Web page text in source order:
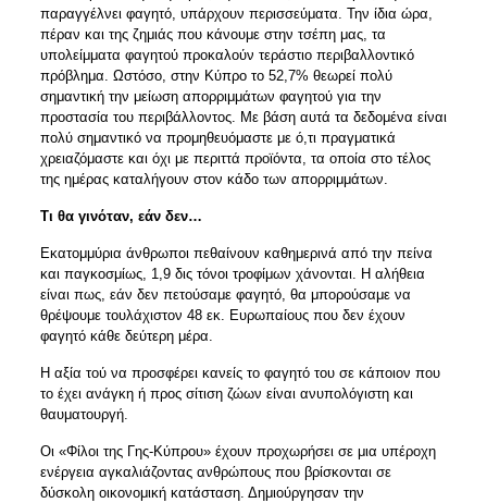
παραγγέλνει φαγητό, υπάρχουν περισσεύματα. Την ίδια ώρα,
πέραν και της ζημιάς που κάνουμε στην τσέπη μας, τα
υπολείμματα φαγητού προκαλούν τεράστιο περιβαλλοντικό
πρόβλημα. Ωστόσο, στην Κύπρο το 52,7% θεωρεί πολύ
σημαντική την μείωση απορριμμάτων φαγητού για την
προστασία του περιβάλλοντος. Με βάση αυτά τα δεδομένα είναι
πολύ σημαντικό να προμηθευόμαστε με ό,τι πραγματικά
χρειαζόμαστε και όχι με περιττά προϊόντα, τα οποία στο τέλος
της ημέρας καταλήγουν στον κάδο των απορριμμάτων.
Τι θα γινόταν, εάν δεν…
Εκατομμύρια άνθρωποι πεθαίνουν καθημερινά από την πείνα
και παγκοσμίως, 1,9 δις τόνοι τροφίμων χάνονται. Η αλήθεια
είναι πως, εάν δεν πετούσαμε φαγητό, θα μπορούσαμε να
θρέψουμε τουλάχιστον 48 εκ. Ευρωπαίους που δεν έχουν
φαγητό κάθε δεύτερη μέρα.
Η αξία τού να προσφέρει κανείς το φαγητό του σε κάποιον που
το έχει ανάγκη ή προς σίτιση ζώων είναι ανυπολόγιστη και
θαυματουργή.
Οι «Φίλοι της Γης-Κύπρου» έχουν προχωρήσει σε μια υπέροχη
ενέργεια αγκαλιάζοντας ανθρώπους που βρίσκονται σε
δύσκολη οικονομική κατάσταση. Δημιούργησαν την